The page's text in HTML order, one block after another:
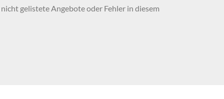
gelistete Angebote oder Fehler in diesem